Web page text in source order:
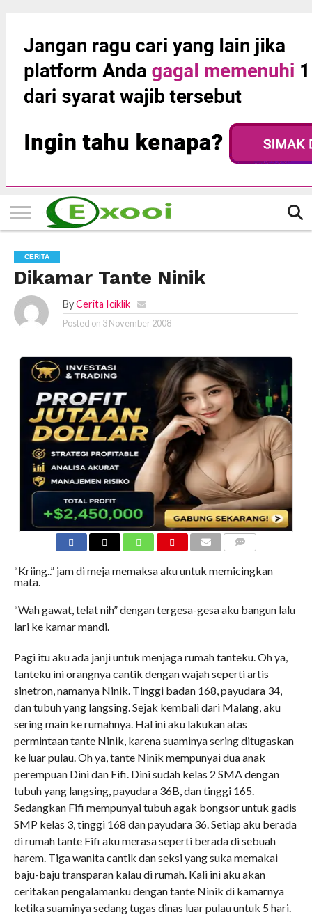
HOME
BERITA
BIODATA
CERITA
CERPEN
EKSKLUSIF
CERITA
Dikamar Tante Ninik
By Cerita Iciklik
Posted on 3 November 2008
“Kriing..” jam di meja memaksa aku untuk memicingkan
mata.
“Wah gawat, telat nih” dengan tergesa-gesa aku bangun lalu
lari ke kamar mandi.
Pagi itu aku ada janji untuk menjaga rumah tanteku. Oh ya,
tanteku ini orangnya cantik dengan wajah seperti artis
sinetron, namanya Ninik. Tinggi badan 168, payudara 34,
dan tubuh yang langsing. Sejak kembali dari Malang, aku
sering main ke rumahnya. Hal ini aku lakukan atas
permintaan tante Ninik, karena suaminya sering ditugaskan
ke luar pulau. Oh ya, tante Ninik mempunyai dua anak
perempuan Dini dan Fifi. Dini sudah kelas 2 SMA dengan
tubuh yang langsing, payudara 36B, dan tinggi 165.
Sedangkan Fifi mempunyai tubuh agak bongsor untuk gadis
SMP kelas 3, tinggi 168 dan payudara 36. Setiap aku berada
di rumah tante Fifi aku merasa seperti berada di sebuah
harem. Tiga wanita cantik dan seksi yang suka memakai
baju-baju transparan kalau di rumah. Kali ini aku akan
ceritakan pengalamanku dengan tante Ninik di kamarnya
ketika suaminya sedang tugas dinas luar pulau untuk 5 hari.